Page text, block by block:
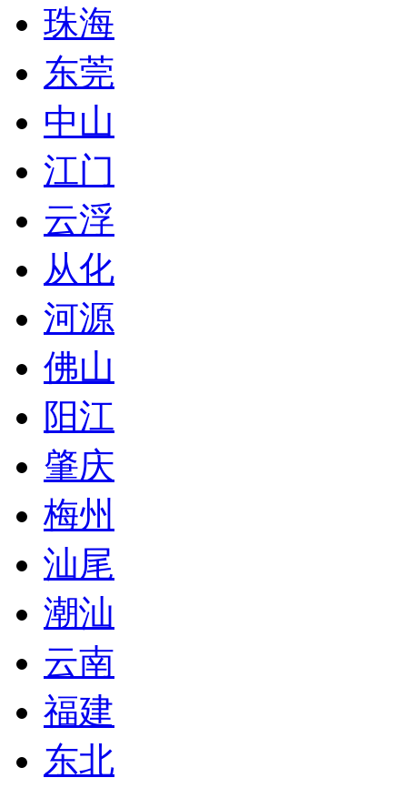
珠海
东莞
中山
江门
云浮
从化
河源
佛山
阳江
肇庆
梅州
汕尾
潮汕
云南
福建
东北